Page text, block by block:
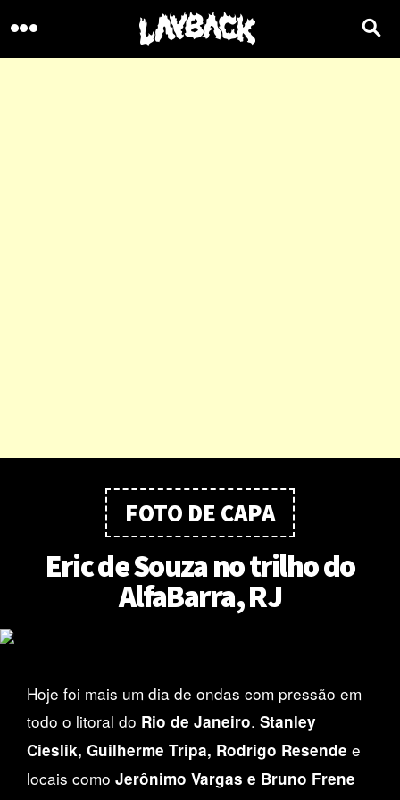
FOTO DE CAPA
Eric de Souza no trilho do
AlfaBarra, RJ
Hoje foi mais um dia de ondas com pressão em
todo o litoral do Rio de Janeiro. Stanley
Cieslik, Guilherme Tripa, Rodrigo Resende e
locais como Jerônimo Vargas e Bruno Frene